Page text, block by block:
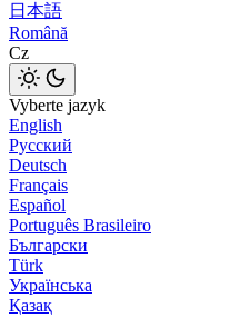
日本語
Română
Cz
Vyberte jazyk
English
Русский
Deutsch
Français
Español
Português Brasileiro
Български
Türk
Українська
Қазақ